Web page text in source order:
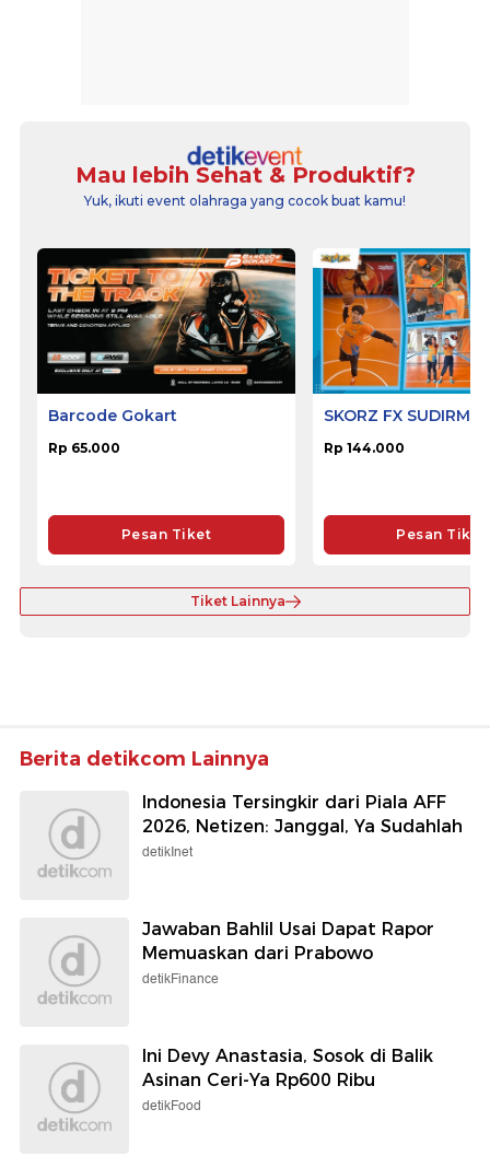
Mau lebih Sehat & Produktif?
Yuk, ikuti event olahraga yang cocok buat kamu!
Barcode Gokart
Rp 65.000
Pesan Tiket
SKORZ FX
Rp 144.000
Pesan Tiket
Tiket Lainnya
Berita detikcom Lainnya
Indonesia Tersingkir dari Piala AFF
2026, Netizen: Janggal, Ya Sudahlah
detikInet
Jawaban Bahlil Usai Dapat Rapor
Memuaskan dari Prabowo
detikFinance
Ini Devy Anastasia, Sosok di Balik
Asinan Ceri-Ya Rp600 Ribu
detikFood